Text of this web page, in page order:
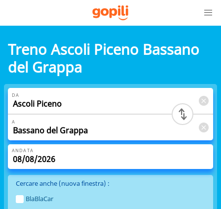
Treno Ascoli Piceno Bassano
del Grappa
DA
A
ANDATA
Cercare anche (nuova finestra) :
BlaBlaCar